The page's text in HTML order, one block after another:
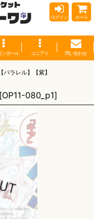
ログイン カート
ンボール ユニアリ 問い合わせ
パラレル】【紫】
[OP11-080_p1]